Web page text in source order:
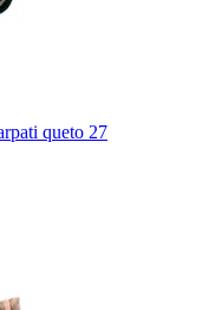
queto 27